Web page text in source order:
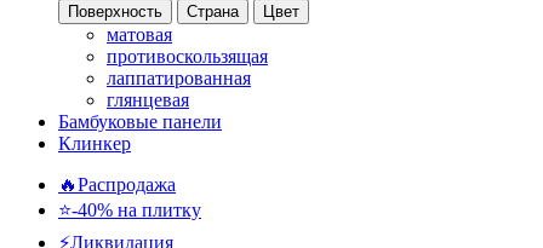
Поверхность
Страна Цвет
матовая
противоскользящая
лаппатированная
глянцевая
Бамбуковые панели
Клинкер
🔥Распродажа
⭐-40% на плитку
⚡️Ликвидация